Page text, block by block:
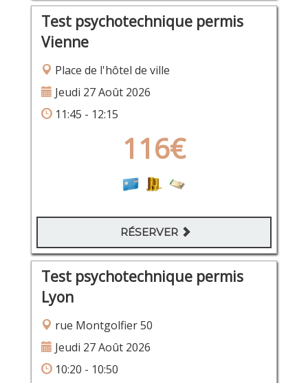
Test psychotechnique permis
Vienne
Place de l'hôtel de ville
Jeudi 27 Août 2026
11:45 - 12:15
116€
RÉSERVER
Test psychotechnique permis
Lyon
rue Montgolfier 50
Jeudi 27 Août 2026
10:20 - 10:50